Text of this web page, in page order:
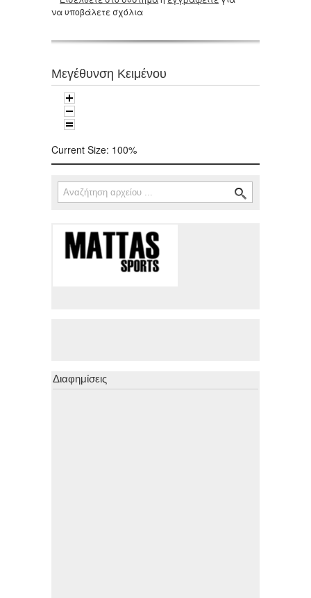
να υποβάλετε σχόλια
Μεγέθυνση Κειμένου
Current Size: 100%
Φόρμα αναζήτησης
Αναζήτηση
Διαφημίσεις